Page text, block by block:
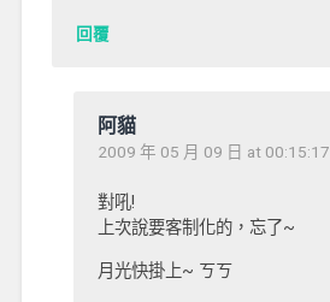
回覆
阿貓
2009 年 05 月 09 日 at 00:15:17
對吼!
上次說要客制化的，忘了~
月光快掛上~ ㄎㄎ